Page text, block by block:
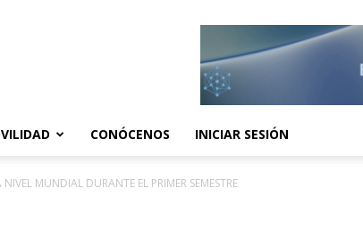
CONÓCENOS INICIAR SESIÓN
MUNDIAL DURANTE EL PRIMER SEMESTRE